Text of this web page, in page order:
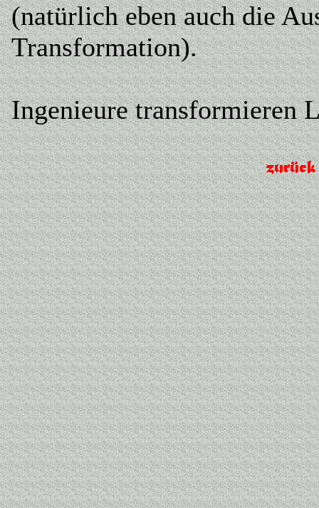
(natürlich eben auch die
Transformation).
Ingenieure transformieren